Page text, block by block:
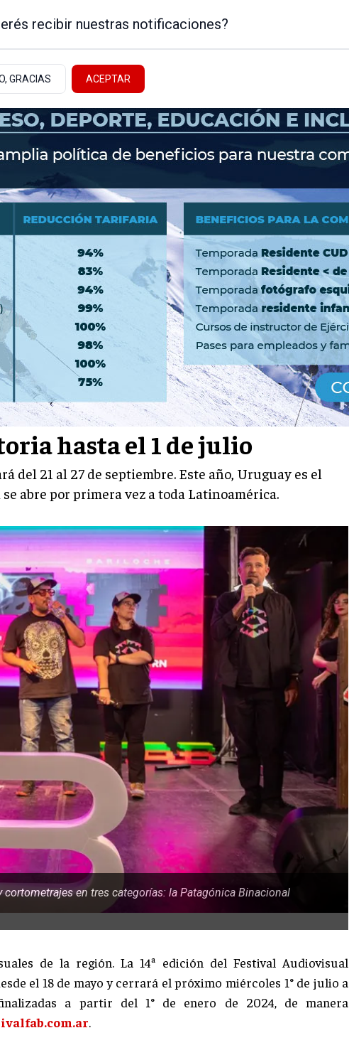
Noticias de la Patagonia
NEUQUÉN - ALTO VALLE NACIONALES
hasta el 1 de julio
del 21 al 27 de septiembre. Este año, Uruguay es el
abre por primera vez a toda Latinoamérica.
en tres categorías: la Patagónica Binacional
de la región. La 14ª edición del Festival Audiovisual
el 18 de mayo y cerrará el próximo miércoles 1° de julio a
a partir del 1° de enero de 2024, de manera
.
recibir nuestras notificaciones?
GRACIAS ACEPTAR